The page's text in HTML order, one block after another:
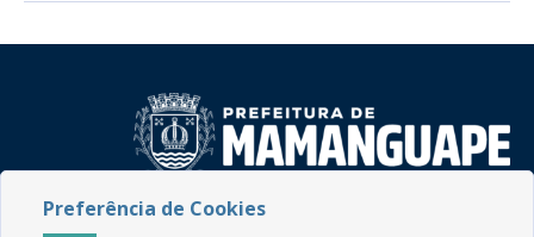
Rua do Imperador, 78, Centro
Preferência de Cookies